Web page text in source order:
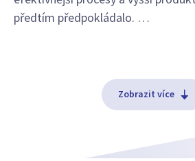
předtím předpokládalo. …
Zobrazit více